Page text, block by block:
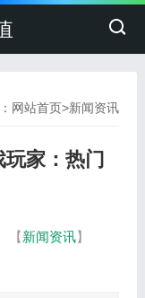
网站首页>新闻资讯
家：热门
【新闻资讯】